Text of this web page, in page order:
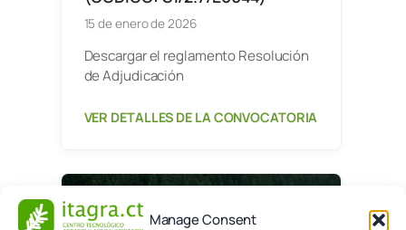
Manage Consent
15 de enero de 2026
Descargar el reglamento Resolución
de Adjudicación
VER DETALLES DE LA CONVOCATORIA